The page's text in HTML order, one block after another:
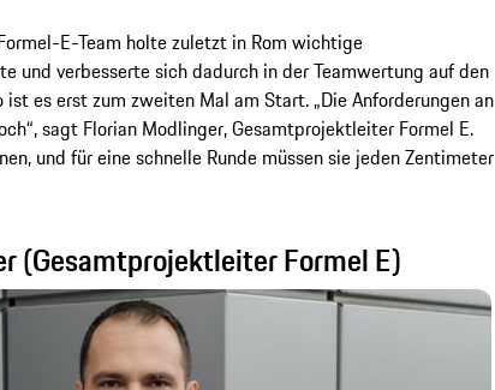
E-Team holte zuletzt in Rom wichtige
und verbesserte sich dadurch in der Teamwertung auf den
es erst zum zweiten Mal am Start. „Die Anforderungen an
sagt Florian Modlinger, Gesamtprojektleiter Formel E.
und für eine schnelle Runde müssen sie jeden Zentimeter
(Gesamtprojektleiter Formel E)